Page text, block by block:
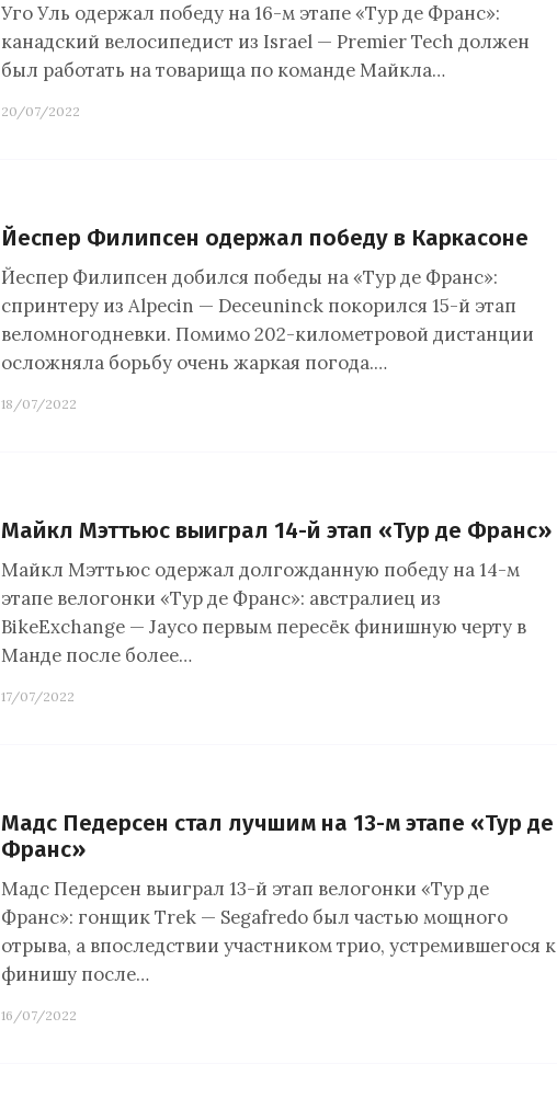
Уго Уль одержал победу на 16-м этапе «Тур де Франс»:
канадский велосипедист из Israel — Premier Tech должен
был работать на товарища по команде Майкла…
20/07/2022
Йеспер Филипсен одержал победу в Каркасоне
Йеспер Филипсен добился победы на «Тур де Франс»:
спринтеру из Alpecin — Deceuninck покорился 15-й этап
веломногодневки. Помимо 202-километровой дистанции
осложняла борьбу очень жаркая погода.…
18/07/2022
Майкл Мэттьюс выиграл 14-й этап «Тур де Франс»
Майкл Мэттьюс одержал долгожданную победу на 14-м
этапе велогонки «Тур де Франс»: австралиец из
BikeExchange — Jayco первым пересёк финишную черту в
Манде после более…
17/07/2022
Мадс Педерсен стал лучшим на 13-м этапе «Тур де
Франс»
Мадс Педерсен выиграл 13-й этап велогонки «Тур де
Франс»: гонщик Trek — Segafredo был частью мощного
отрыва, а впоследствии участником трио, устремившегося к
финишу после…
16/07/2022